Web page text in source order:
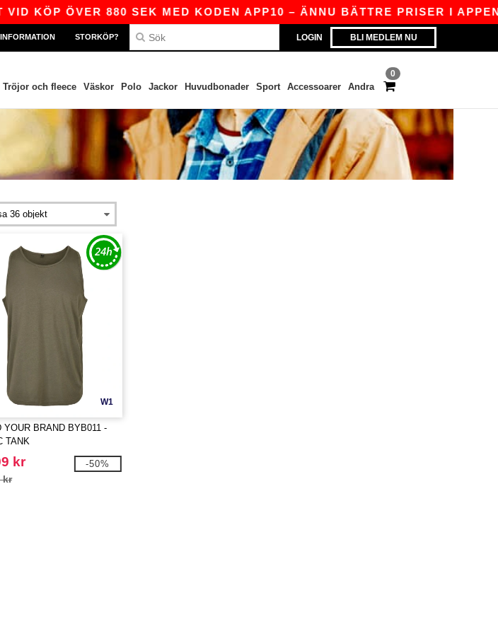
KÖP ÖVER 880 SEK MED KODEN APP10 – ÄNNU BÄTTRE PRISER I APPEN!
LOGIN BLI MEDLEM NU
STORKÖP?
0
Tröjor och fleece Väskor Polo Jackor Huvudbonader Sport Accessoarer Andra
W1
YOUR BRAND BYB011 -
TANK
kr
kr
-50%